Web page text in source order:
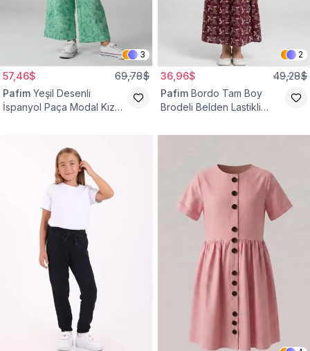
3
57,46$ 69,78$
Pafim Yeşil Desenli
İspanyol Paça Modal Kız
2
36,96$ 49,28$
Pafim Bordo Tam Boy
Brodeli Belden Lastikli